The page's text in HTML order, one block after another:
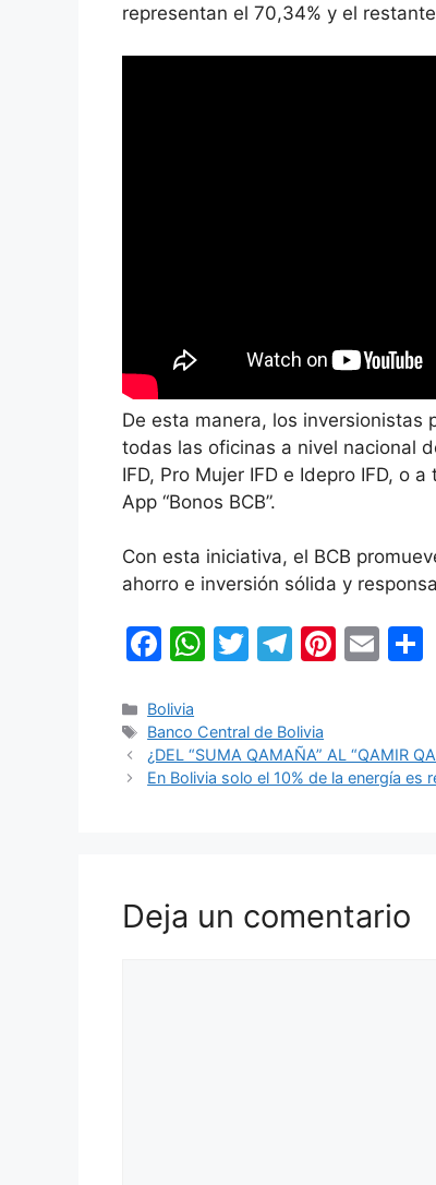
representan el 70,34% y el
De esta manera, los inversionistas
todas las oficinas a nivel nacional
IFD, Pro Mujer IFD e Idepro IFD, o
App “Bonos BCB”.
Con esta iniciativa, el BCB
ahorro e inversión sólida y
F
c
e
b
W
s
A
T
er
T
gr
a
Pi
e
st
E
l
Categorías
Bolivia
Etiquetas
Banco Central de Bolivia
¿DEL “SUMA QAMAÑA” AL “QAMIR
En Bolivia solo el 10% de la energía es
Deja un comentario